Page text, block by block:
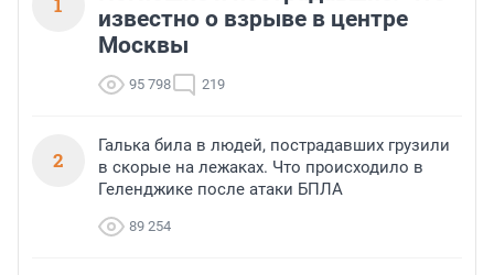
известно о взрыве в центре
Москвы
95 798 219
2
Галька била в людей, пострадавших грузили
в скорые на лежаках. Что происходило в
Геленджике после атаки БПЛА
89 254